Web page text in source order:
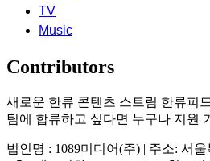
TV
Music
Contributors
새로운 한류 콘텐츠 스트림 한류피
팀에 합류하고 싶다면 누구나 지원
법인명 : 1089미디어(주) | 주소: 서